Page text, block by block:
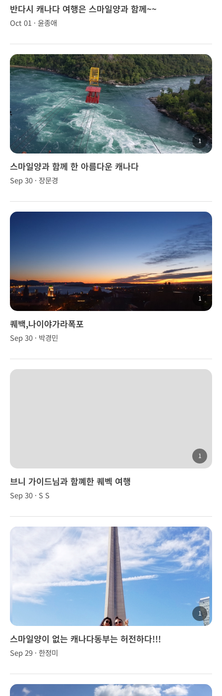
반다시 캐나다 여행은 스마일양과 함께~~
Oct 01 · 윤종애
1
스마일양과 함께 한 아름다운 캐나다
Sep 30 · 장문경
1
퀘백,나이야가라폭포
Sep 30 · 박경민
1
브니 가이드님과 함꼐한 퀘벡 여행
Sep 30 · S S
1
스마일양이 없는 캐나다동부는 허전하다!!!
Sep 29 · 한정미